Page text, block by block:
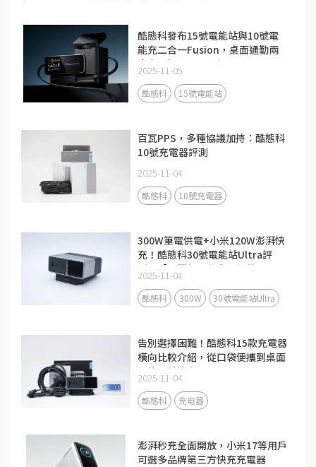
酷態科發布15號電能站與10號電
能充二合一Fusion，桌面通勤兩
大充電場景全面升級
2025-11-05
酷態科 15號電能站
百瓦PPS，多種協議加持：酷態科
10號充電器評測
2025-11-04
酷態科 10號充電器
300W筆電供電+小米120W澎湃快
充！酷態科30號電能站Ultra評
測：「畢業級」的充電設備
2025-11-04
酷態科 300W 30號電能站Ultra
告別選擇困難！酷態科15款充電器
橫向比較介紹，從口袋便攜到桌面
全能一站搞定
2025-11-04
酷態科 充电器
澎湃秒充全面開放，小米17等用戶
可選多品牌第三方快充充電器